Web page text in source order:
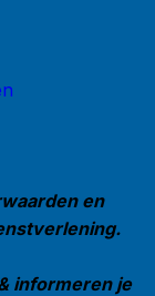
en
informeren je